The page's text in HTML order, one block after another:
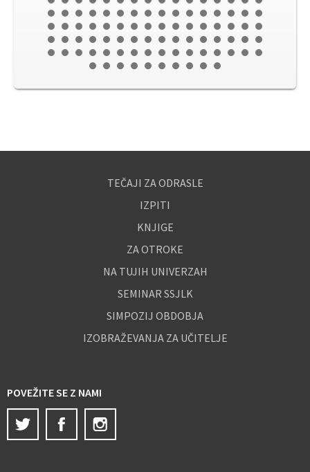
TEČAJI ZA ODRASLE
IZPITI
KNJIGE
ZA OTROKE
NA TUJIH UNIVERZAH
SEMINAR SSJLK
SIMPOZIJ OBDOBJA
IZOBRAŽEVANJA ZA UČITELJE
POVEŽITE SE Z NAMI
Twitter
Facebook